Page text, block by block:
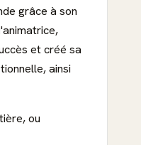
grâce à son
et créé sa
ainsi
ou